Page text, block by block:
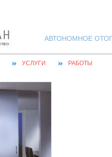
АВТОНОМНОЕ
УСЛУГИ РАБОТЫ